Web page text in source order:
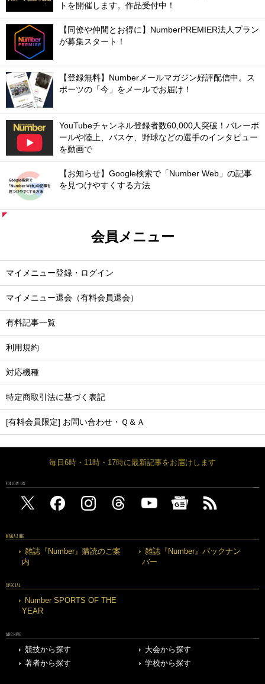
トを開催します。作品受付中！
【同僚や仲間とお得に】NumberPREMIER法人プラン
が募集スタート！
【登録無料】Numberメールマガジン好評配信中。ス
ポーツの「今」をメールでお届け！
YouTubeチャンネル登録者数60,000人突破！バレーボ
ールや陸上、バスケ、野球などの選手のインタビュー
を動画で
【お知らせ】Google検索で「Number Web」の記事
を見つけやすくする方法
会員メニュー
マイメニュー登録・ログイン
マイメニュー退会（有料会員退会）
有料記事一覧
利用規約
対応機種
特定商取引法に基づく表記
[有料会員限定] お問い合わせ・Ｑ＆Ａ
毎日6時・11時・17時に最新記事をお届けします
FOLLOW US
MAGAZINE
雑誌『Number』購読のご案
内
雑誌『Number』バックナン
バー
SPECIAL
Number SPORTS OF THE
YEAR
ARCHIVE
競技から探す
大会から探す
著者から探す
学校から探す